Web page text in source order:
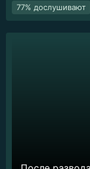
77% дослушивают